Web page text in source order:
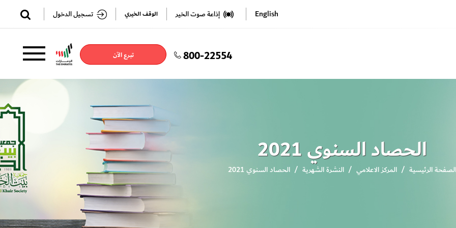
✕ English إذاعة صوت الخير الوقف الخيري تسجيل الدخول
تسجيل
الدخول
تسجيل
800-22554 تبرع الآن
الحصاد السنوي 2021
الصفحة الرئيسية المركز الاعلامي النشرة الشهرية الحصاد السنوي 2021